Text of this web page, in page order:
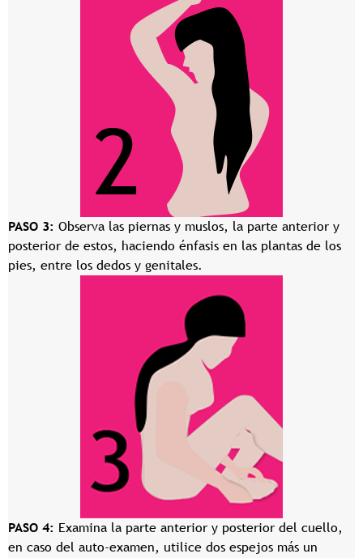
PASO 3: Observa las piernas y muslos, la parte anterior y
posterior de estos, haciendo énfasis en las plantas de los
pies, entre los dedos y genitales.
PASO 4: Examina la parte anterior y posterior del cuello,
en caso del auto-examen, utilice dos espejos más un